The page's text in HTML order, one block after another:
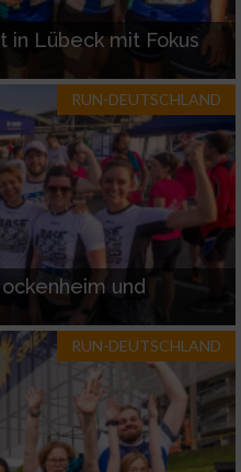
in Lübeck mit Fokus
RUN-DEUTSCHLAND
und
RUN-DEUTSCHLAND